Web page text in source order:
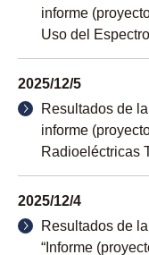
informe
Uso del
2025/12/5
Resultados de
informe
Radioeléctricas
2025/12/4
Resultados de
“Informe